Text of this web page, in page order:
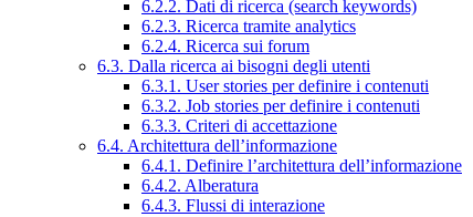
6.2.2. Dati di ricerca (search keywords)
6.2.3. Ricerca tramite analytics
6.2.4. Ricerca sui forum
6.3. Dalla ricerca ai bisogni degli utenti
6.3.1. User stories per definire i contenuti
6.3.2. Job stories per definire i contenuti
6.3.3. Criteri di accettazione
6.4. Architettura dell’informazione
6.4.1. Definire l’architettura dell’informazione
6.4.2. Alberatura
6.4.3. Flussi di interazione